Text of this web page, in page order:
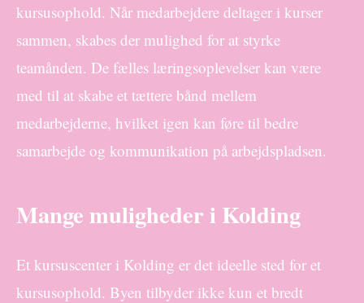
kursusophold. Når medarbejdere deltager i kurser
sammen, skabes der mulighed for at styrke
teamånden. De fælles læringsoplevelser kan være
med til at skabe et tættere bånd mellem
medarbejderne, hvilket igen kan føre til bedre
samarbejde og kommunikation på arbejdspladsen.
Mange muligheder i Kolding
Et kursuscenter i Kolding er det ideelle sted for et
kursusophold. Byen tilbyder ikke kun et bredt